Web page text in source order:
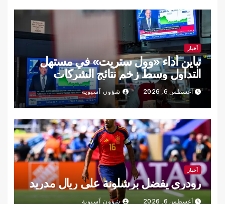
أخبار
تباين أداء «وول ستريت» في مستهل
التداول وسط زخم نتائج الشركات
أغسطس 6, 2026 شؤون آسيوية
أخبار
رودري يفضل برشلونة على ريال مدريد
أغسطس 6, 2026 شؤون آسيوية